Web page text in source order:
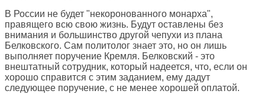
В России не будет "некоронованного монарха",
правящего всю свою жизнь. Будут оставлены без
внимания и большинство другой чепухи из плана
Белковского. Сам политолог знает это, но он лишь
выполняет поручение Кремля. Белковский - это
внештатный сотрудник, который надеется, что, если он
хорошо справится с этим заданием, ему дадут
следующее поручение, с не менее хорошей оплатой.